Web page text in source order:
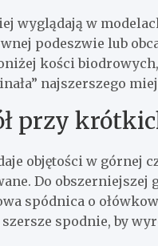
wyglądają w
podeszwie lub
kości
najszerszego
przy
objętości w górnej
Do obszerniejszej
spódnica o
spodnie, by